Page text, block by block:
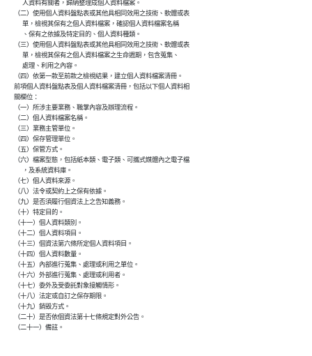
              人資料有關者，歸納整理成個人資料檔案。
        （二）使用個人資料盤點表或其他具相同效用之技術、軟體或表
              單，檢視其保有之個人資料檔案，確認個人資料檔案名稱
              、保有之依據及特定目的、個人資料種類。
        （三）使用個人資料盤點表或其他具相同效用之技術、軟體或表
              單，檢視其保有之個人資料檔案之生命週期，包含蒐集、
              處理、利用之內容。
        （四）依第一款至前款之檢視結果，建立個人資料檔案清冊。
        前項個人資料盤點表及個人資料檔案清冊，包括以下個人資料相
        關欄位：
        （一）所涉主要業務、職掌內容及辦理流程。
        （二）個人資料檔案名稱。
        （三）業務主管單位。
        （四）保存管理單位。
        （五）保管方式。
        （六）檔案型態，包括紙本類、電子類、可攜式媒體內之電子檔
              ，及系統資料庫。
        （七）個人資料來源。
        （八）法令或契約上之保有依據。
        （九）是否須履行個資法上之告知義務。
        （十）特定目的。
        （十一）個人資料類別。
        （十二）個人資料項目。
        （十三）個資法第六條所定個人資料項目。
        （十四）個人資料數量。
        （十五）內部進行蒐集、處理或利用之單位。
        （十六）外部進行蒐集、處理或利用者。
        （十七）委外及受委託對象接觸情形。
        （十八）法定或自訂之保存期限。
        （十九）銷毀方式。
        （二十）是否依個資法第十七條規定對外公告。